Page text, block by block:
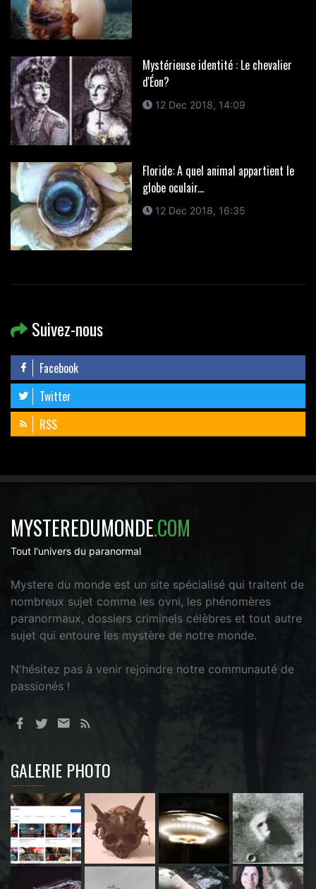
Mystérieuse identité : Le chevalier
d'Éon?
12 Dec 2018, 14:09
Floride: A quel animal appartient le
globe oculair...
12 Dec 2018, 16:35
Suivez-nous
Facebook
Twitter
RSS
MYSTEREDUMONDE.COM
Tout l'univers du paranormal
Mystere du monde est un site spécialisé qui traitent de
nombreux sujet comme les ovni, les phénomères
paranormaux, dossiers criminels célèbres et tout autre
sujet qui entoure les mystère de notre monde.
N'hésitez pas à venir rejoindre notre communauté de
passionés !
GALERIE PHOTO